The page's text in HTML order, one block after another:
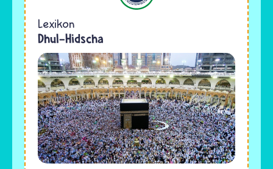
Lexikon
Dhul-Hidscha